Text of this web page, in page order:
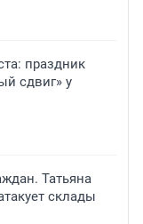
праздник
сдвиг» у
Татьяна
склады